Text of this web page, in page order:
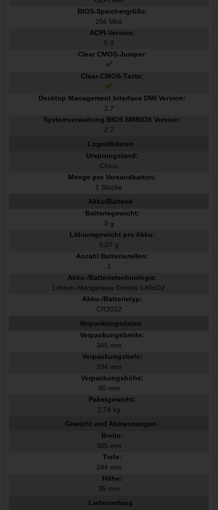
BIOS-Speichergröße:
256 Mbit
ACPI-Version:
5.0
Clear CMOS-Jumper:
Clear-CMOS-Taste:
Desktop Management Interface DMI Version:
2.7
Systemverwaltung BIOS SMBIOS Version:
2.7
Logistikdaten
Ursprungsland:
China
Menge pro Versandkarton:
1 Stücke
Akku/Batterie
Batteriegewicht:
3 g
Lithiumgewicht pro Akku:
0,07 g
Anzahl Batteriezellen:
1
Akku-/Batterietechnologie:
Lithium-Manganese Dioxide LiMnO2
Akku-/Batterietyp:
CR2032
Verpackungsdaten
Verpackungsbreite:
345 mm
Verpackungstiefe:
294 mm
Verpackungshöhe:
80 mm
Paketgewicht:
2,74 kg
Gewicht und Abmessungen
Breite:
305 mm
Tiefe:
244 mm
Höhe:
35 mm
Lieferumfang